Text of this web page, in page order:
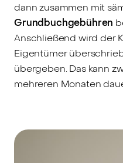
dann zusammen mit
Grundbuchgebühren
Anschließend wird der
Eigentümer
übergeben. Das kann
mehreren Monaten